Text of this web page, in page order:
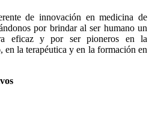
de innovación en medicina de
por brindar al ser humano un
eficaz y por ser pioneros en la
en la terapéutica y en la formación en